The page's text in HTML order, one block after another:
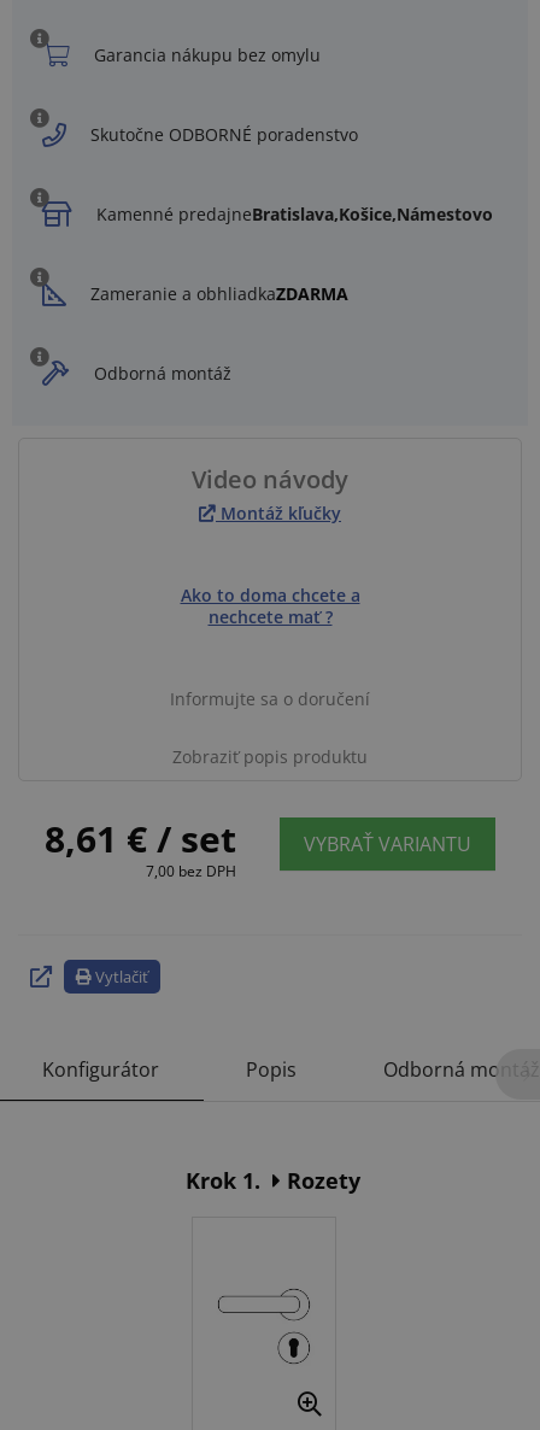
Garancia nákupu bez omylu
Skutočne ODBORNÉ poradenstvo
Kamenné predajneBratislava,Košice,Námestovo
Zameranie a obhliadkaZDARMA
Odborná montáž
Video návody
Montáž kľučky
Ako to doma chcete a
nechcete mať ?
Informujte sa o doručení
Zobraziť popis produktu
8,61 € / set
7,00 bez DPH
VYBRAŤ VARIANTU
Vytlačiť
Konfigurátor Popis Odborná montáž
Krok 1. Rozety